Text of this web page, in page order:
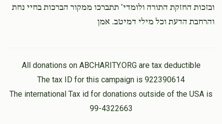
ובזכות החזקת התורה ולומדי' תתברכו ממקור הברכות בחיי נחת
והרחבת הדעת וכל מילי דמיטב. אמן
All donations on ABCHARITY.ORG are tax deductible
The tax ID for this campaign is 922390614
The international Tax id for donations outside of the USA is
99-4322663